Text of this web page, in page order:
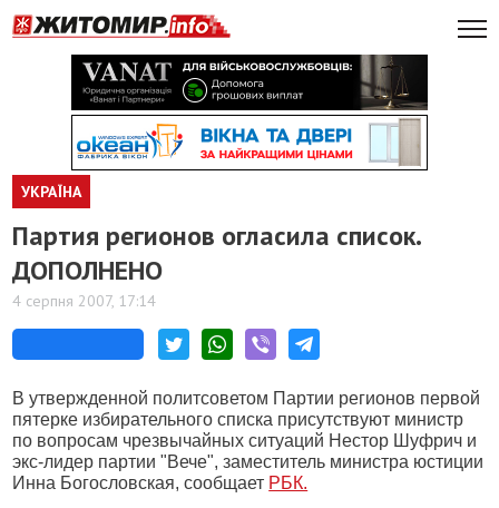
УКРАЇНА
Партия регионов огласила список.
ДОПОЛНЕНО
4 серпня 2007, 17:14
В утвержденной политсоветом Партии регионов первой
пятерке избирательного списка присутствуют министр
по вопросам чрезвычайных ситуаций Нестор Шуфрич и
экс-лидер партии "Вече", заместитель министра юстиции
Инна Богословская, сообщает РБК.